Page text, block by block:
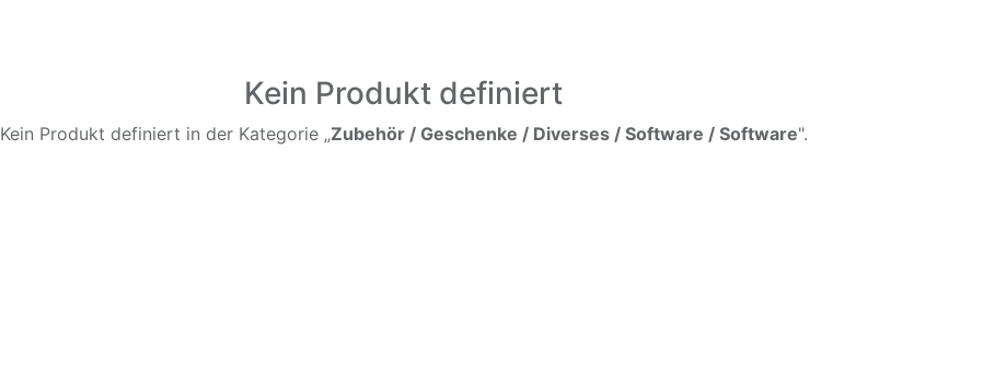
Kein Produkt definiert
Kein Produkt definiert in der Kategorie „Zubehör / Geschenke / Diverses / Software / Software".